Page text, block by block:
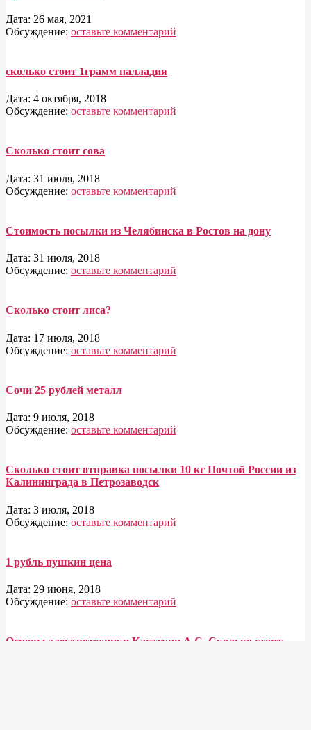
Дата: 26 мая, 2021
Обсуждение: оставьте комментарий
сколько стоит 1грамм палладия
Дата: 4 октября, 2018
Обсуждение: оставьте комментарий
Сколько стоит сова
Дата: 31 июля, 2018
Обсуждение: оставьте комментарий
Стоимость посылки из Челябинска в Ростов на дону
Дата: 31 июля, 2018
Обсуждение: оставьте комментарий
Сколько стоит лиса?
Дата: 17 июля, 2018
Обсуждение: оставьте комментарий
Сочи 25 рублей металл
Дата: 9 июля, 2018
Обсуждение: оставьте комментарий
Сколько стоит отправка посылки 10 кг Почтой России из
Калининграда в Петрозаводск
Дата: 3 июля, 2018
Обсуждение: оставьте комментарий
1 рубль пушкин цена
Дата: 29 июня, 2018
Обсуждение: оставьте комментарий
Основы электротехники Касаткин А.С. Сколько стоит